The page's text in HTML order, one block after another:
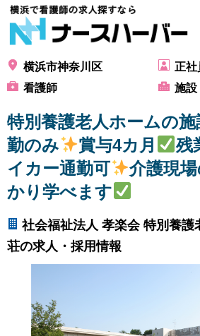
横浜市神奈川区
正社
看護師
施設
特別養護老人ホームの施
勤のみ
賞与4カ月
残
イカー通勤可
介護現
かり学べます
社会福祉法人 孝楽会 特別養護
荘の求人・採用情報